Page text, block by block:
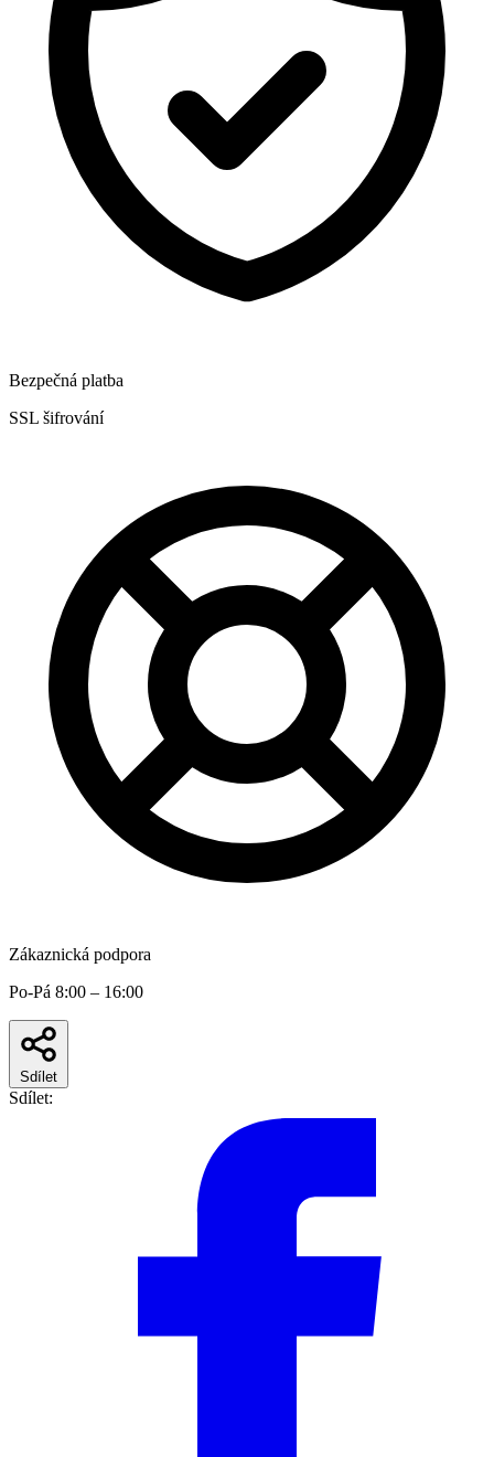
Bezpečná platba
SSL šifrování
Zákaznická podpora
Po-Pá 8:00 – 16:00
Sdílet
Sdílet: